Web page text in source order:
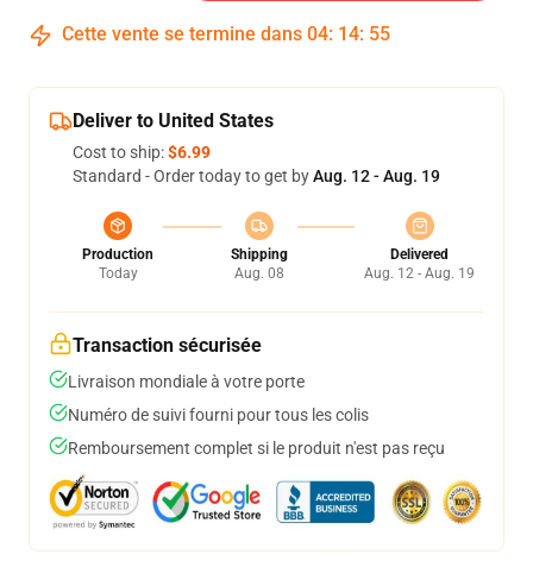
Cette vente se termine dans 04: 14: 54
Deliver to United States
Cost to ship:$6.99
Standard - Order today to get byAug. 12 - Aug. 19
Production
Today
Shipping
Aug. 08
Delivered
Aug. 12 - Aug. 19
Transaction sécurisée
Livraison mondiale à votre porte
Numéro de suivi fourni pour tous les colis
Remboursement complet si le produit n'est pas reçu